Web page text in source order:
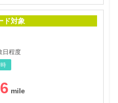
ド対象
日程度